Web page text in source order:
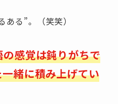
る”。（笑笑）
感覚は鈍りがちで
緒に積み上げてい